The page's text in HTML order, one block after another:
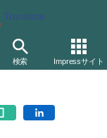
Translate
検索 Impressサイト
ノン